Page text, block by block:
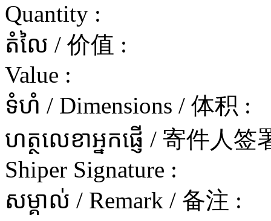
Quantity :
តំលៃ / 价值 :
Value :
ទំហំ / Dimensions / 体积 :
ហត្ថលេខាអ្នកផ្ញើ / 寄件人
Shiper Signature :
សម្គាល់ / Remark / 备注 :